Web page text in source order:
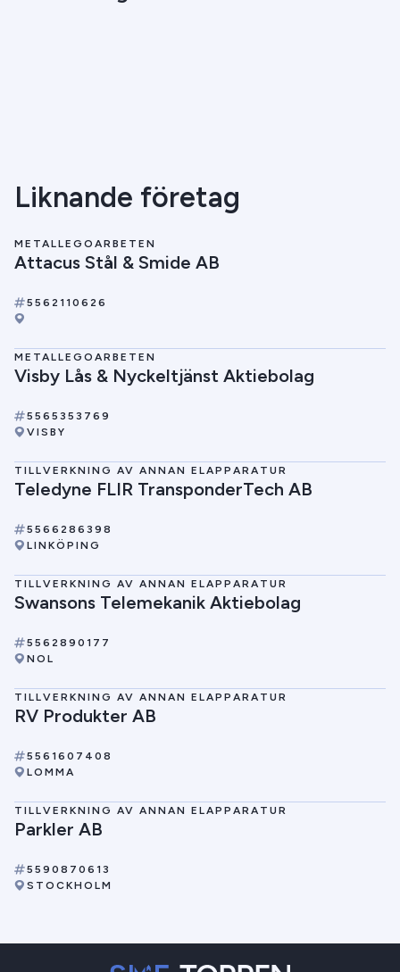
Liknande företag
METALLEGOARBETEN
Attacus Stål & Smide AB
5562110626
METALLEGOARBETEN
Visby Lås & Nyckeltjänst Aktiebolag
5565353769
VISBY
TILLVERKNING AV ANNAN ELAPPARATUR
Teledyne FLIR TransponderTech AB
5566286398
LINKÖPING
TILLVERKNING AV ANNAN ELAPPARATUR
Swansons Telemekanik Aktiebolag
5562890177
NOL
TILLVERKNING AV ANNAN ELAPPARATUR
RV Produkter AB
5561607408
LOMMA
TILLVERKNING AV ANNAN ELAPPARATUR
Parkler AB
5590870613
STOCKHOLM